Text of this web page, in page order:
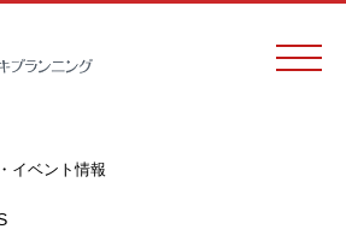
イベント情報